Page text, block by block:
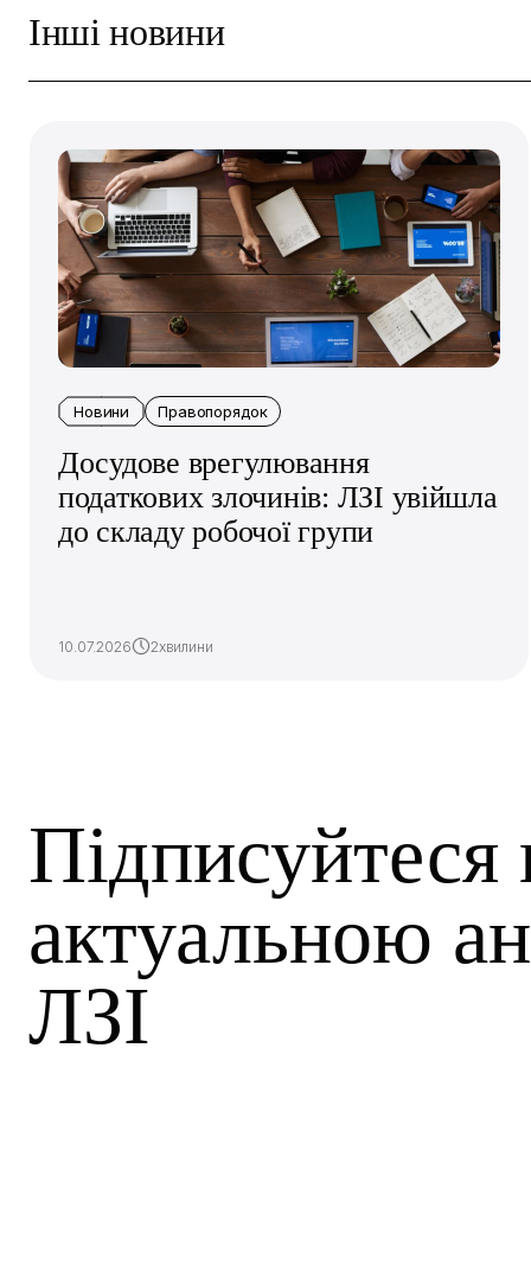
Інші новини
Новини Правопорядок
Досудове врегулювання
податкових злочинів: ЛЗІ увійшла
до складу робочої групи
10.07.2026 2хвилини
Підписуйтеся
актуальною
ЛЗІ